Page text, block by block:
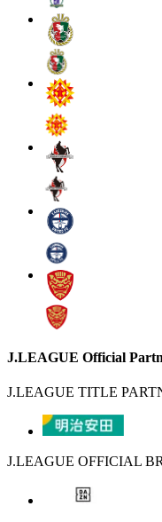
J.LEAGUE Official
J.LEAGUE TITLE
J.LEAGUE OFFICIAL